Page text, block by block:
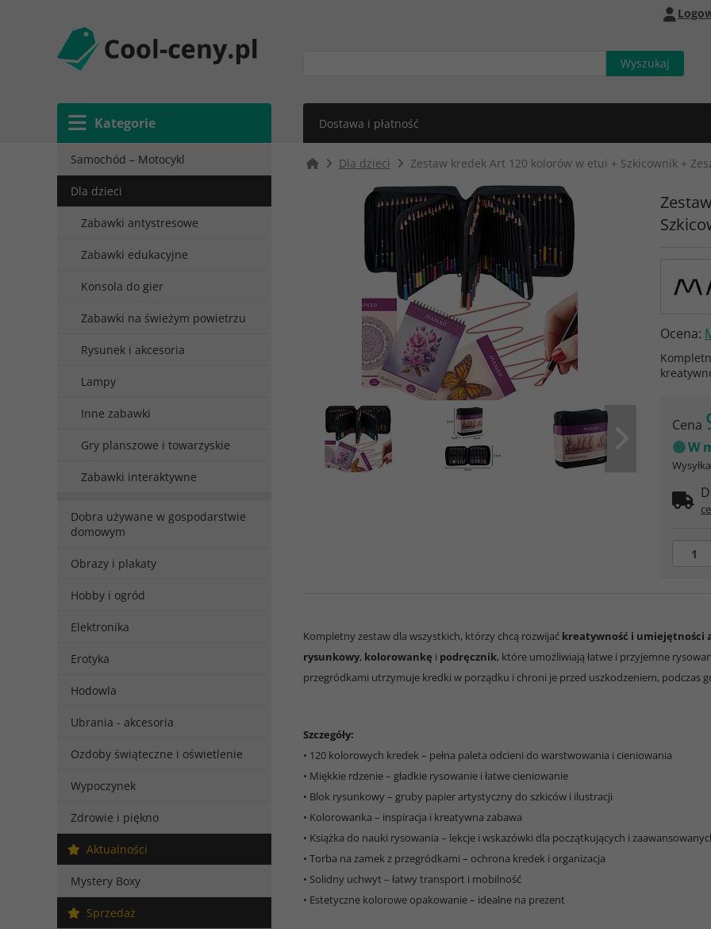
Kategorie Dostawa i płatność
Samochód – Motocykl
Dla dzieci
Zabawki antystresowe
Zabawki edukacyjne
Konsola do gier
Zabawki na świeżym powietrzu
Rysunek i akcesoria
Lampy
Inne zabawki
Gry planszowe i towarzyskie
Zabawki interaktywne
Dobra używane w gospodarstwie
domowym
Obrazy i plakaty
Hobby i ogród
Elektronika
Erotyka
Hodowla
Ubrania - akcesoria
Ozdoby świąteczne i oświetlenie
Wypoczynek
Zdrowie i piękno
Aktualności
Mystery Boxy
Sprzedaż
Dla dzieci Zestaw kredek Art 120 kolorów w etui + Szkicownik +
Ocena:
Cena
W
Kompletny zestaw dla wszystkich, którzy chcą rozwijać kreatywność i umiejętności
rysunkowy, kolorowankę i podręcznik, które umożliwiają łatwe i przyjemne
przegródkami utrzymuje kredki w porządku i chroni je przed uszkodzeniem,
Szczegóły:
• 120 kolorowych kredek – pełna paleta odcieni do warstwowania i cieniowania
• Miękkie rdzenie – gładkie rysowanie i łatwe cieniowanie
• Blok rysunkowy – gruby papier artystyczny do szkiców i ilustracji
• Kolorowanka – inspiracja i kreatywna zabawa
• Książka do nauki rysowania – lekcje i wskazówki dla początkujących i
• Torba na zamek z przegródkami – ochrona kredek i organizacja
• Solidny uchwyt – łatwy transport i mobilność
• Estetyczne kolorowe opakowanie – idealne na prezent